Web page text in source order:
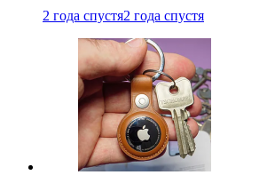
2 года спустя2 года спустя